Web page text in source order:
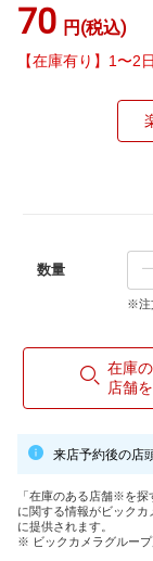
70 円(税込)
【在庫有り】1〜2
数量
※注
在庫
店舗
来店予約後の店
「在庫のある店舗※を
に関する情報がビック
に提供されます。
※ ビックカメラグループ